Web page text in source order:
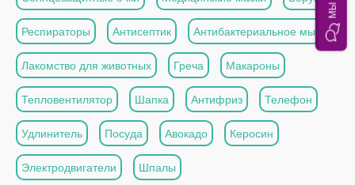
Респираторы Антисептик Антибактериальное мыло
Лакомство для животных Греча Макароны
Тепловентилятор Шапка Антифриз Телефон
Удлинитель Посуда Авокадо Керосин
Электродвигатели Шпалы